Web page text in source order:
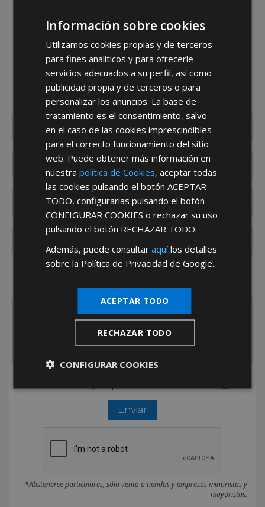
REGÍSTRATE PARA HACERTE DISTRIBUIDOR
Desdeaquípodrá ver todas las ventajas de ser
distribuidor
Rellene este formulario y nos pondremos en contacto con
usted en el menor tiempo posible
España
Portugal Otros
*Abstenerse particulares, sólo venta a tiendas y empresas minoristas y
mayoristas.
Información sobre cookies
Utilizamos cookies propias y de terceros
para fines analíticos y para ofrecerle
servicios adecuados a su perfil, así como
publicidad propia y de terceros o para
personalizar los anuncios. La base de
tratamiento es el consentimiento, salvo
en el caso de las cookies imprescindibles
para el correcto funcionamiento del sitio
web. Puede obtener más información en
nuestrapolítica de Cookies, aceptar todas
las cookies pulsando el botónACEPTAR
TODO, configurarlas pulsando el botón
CONFIGURAR COOKIES o rechazar su uso
pulsando el botón RECHAZAR TODO.
Además, puede consultaraquílos detalles
sobre la Política de Privacidad de Google.
ACEPTAR TODO
RECHAZAR TODO
CONFIGURAR COOKIES